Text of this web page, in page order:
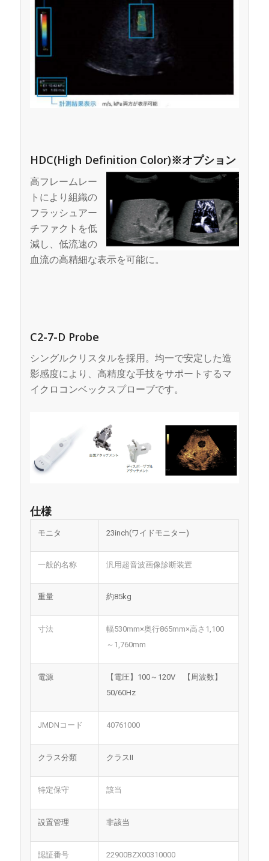
HDC(High Definition Color)※オプション
高フレームレー
トにより組織の
フラッシュアー
チファクトを低
減し、低流速の
血流の高精細な表示を可能に。
C2-7-D Probe
シングルクリスタルを採用。均一で安定した造
影感度により、高精度な手技をサポートするマ
イクロコンベックスプローブです。
仕様
モニタ 23inch(ワイドモニター)
一般的名称 汎用超音波画像診断装置
重量 約85kg
寸法
幅530mm×奥行865mm×高さ1,100
～1,760mm
電源
【電圧】100～120V 【周波数】
50/60Hz
JMDNコード 40761000
クラス分類 クラスII
特定保守 該当
設置管理 非該当
認証番号 22900BZX00310000